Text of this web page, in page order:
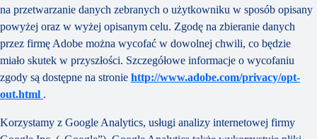
na przetwarzanie danych zebranych o użytkowniku w sposób opisany
powyżej oraz w wyżej opisanym celu. Zgodę na zbieranie danych
przez firmę Adobe można wycofać w dowolnej chwili, co będzie
miało skutek w przyszłości. Szczegółowe informacje o wycofaniu
zgody są dostępne na stronie http://www.adobe.com/privacy/opt-
out.html .
Korzystamy z Google Analytics, usługi analizy internetowej firmy